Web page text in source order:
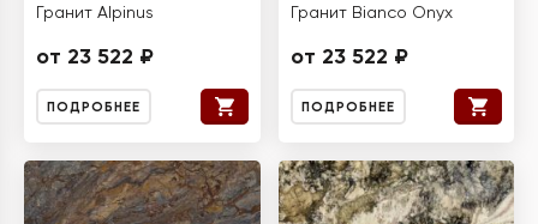
Гранит Alpinus
от 23 522 ₽
ПОДРОБНЕЕ
Гранит Bianco Onyx
от 23 522 ₽
ПОДРОБНЕЕ